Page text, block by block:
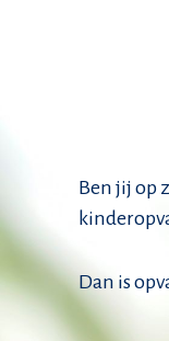
Ben jij op
Dan is